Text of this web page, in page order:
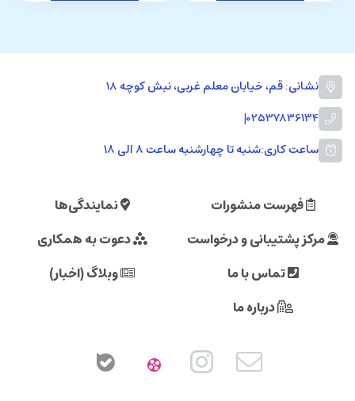
نشانی: قم، خیابان معلم غربی، نبش کوچه 18
02537836134
|
ساعت کاری:شنبه تا چهارشنبه ساعت ۸ الی ۱۸
فهرست منشورات
نمایندگی‌ها
مرکز پشتیبانی و درخواست
دعوت به همکاری
تماس با ما
وبلاگ (اخبار)
درباره ما